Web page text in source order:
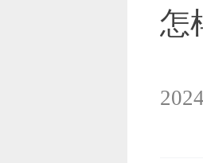
怎